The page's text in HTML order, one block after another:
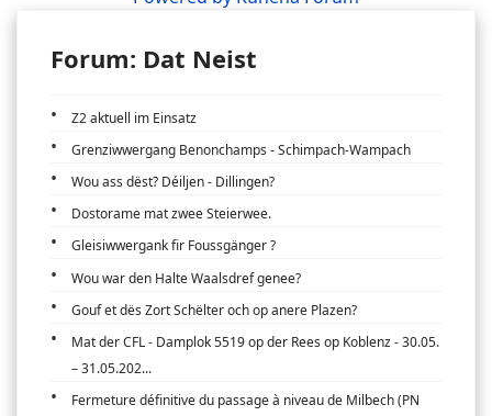
Forum: Dat Neist
Z2 aktuell im Einsatz
Grenziwwergang Benonchamps - Schimpach-Wampach
Wou ass dëst? Déiljen - Dillingen?
Dostorame mat zwee Steierwee.
Gleisiwwergank fir Foussgänger ?
Wou war den Halte Waalsdref genee?
Gouf et dës Zort Schëlter och op anere Plazen?
Mat der CFL - Damplok 5519 op der Rees op Koblenz - 30.05.
– 31.05.202...
Fermeture définitive du passage à niveau de Milbech (PN